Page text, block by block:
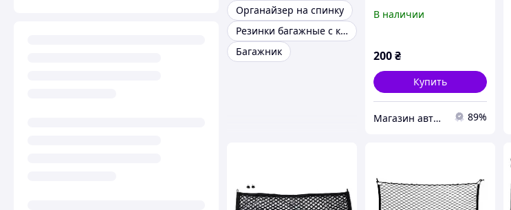
Органайзер на спинку
Резинки багажные с крючками
Багажник
В наличии
200₴
Купить
Магазин авточехлов и аксессуаров "Barda4ek" 89%